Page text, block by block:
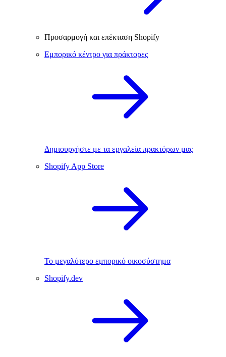
Προσαρμογή και επέκταση Shopify
Εμπορικό κέντρο για πράκτορες
Δημιουργήστε με τα εργαλεία πρακτόρων μας
Shopify App Store
Το μεγαλύτερο εμπορικό οικοσύστημα
Shopify.dev